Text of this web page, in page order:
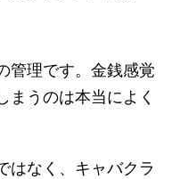
管理です。金銭感覚
まうのは本当によく
はなく、キャバクラ